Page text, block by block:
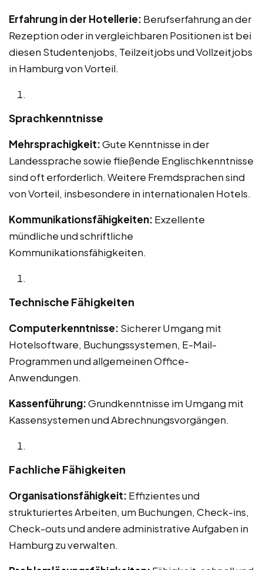
Erfahrung in der Hotellerie: Berufserfahrung an der
Rezeption oder in vergleichbaren Positionen ist bei
diesen Studentenjobs, Teilzeitjobs und Vollzeitjobs
in Hamburg von Vorteil.
Sprachkenntnisse
Mehrsprachigkeit:Gute Kenntnisse in der
Landessprache sowie fließende Englischkenntnisse
sind oft erforderlich. Weitere Fremdsprachen sind
von Vorteil, insbesondere in internationalen Hotels.
Kommunikationsfähigkeiten: Exzellente
mündliche und schriftliche
Kommunikationsfähigkeiten.
Technische Fähigkeiten
Computerkenntnisse: Sicherer Umgang mit
Hotelsoftware, Buchungssystemen, E-Mail-
Programmen und allgemeinen Office-
Anwendungen.
Kassenführung:Grundkenntnisse im Umgang mit
Kassensystemen und Abrechnungsvorgängen.
Fachliche Fähigkeiten
Organisationsfähigkeit: Effizientes und
strukturiertes Arbeiten, um Buchungen, Check-ins,
Check-outs und andere administrative Aufgaben in
Hamburg zu verwalten.